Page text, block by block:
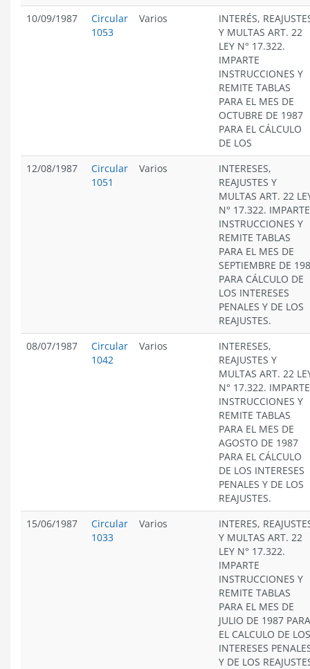
10/09/1987
Circular
1053
Varios
INTERÉS,
Y MULTAS ART. 22
LEY N° 17.322.
IMPARTE
INSTRUCCIONES Y
REMITE TABLAS
PARA EL MES DE
OCTUBRE DE 1987
PARA EL CÁLCULO
DE LOS
12/08/1987
Circular
1051
Varios
INTERESES,
REAJUSTES Y
MULTAS ART. 22
N° 17.322. IMPARTE
INSTRUCCIONES Y
REMITE TABLAS
PARA EL MES DE
SEPTIEMBRE DE
PARA CÁLCULO DE
LOS INTERESES
PENALES Y DE LOS
REAJUSTES.
08/07/1987
Circular
1042
Varios
INTERESES,
REAJUSTES Y
MULTAS ART. 22
N° 17.322. IMPARTE
INSTRUCCIONES Y
REMITE TABLAS
PARA EL MES DE
AGOSTO DE 1987
PARA EL CÁLCULO
DE LOS INTERESES
PENALES Y DE LOS
REAJUSTES.
15/06/1987
Circular
1033
Varios
INTERES,
Y MULTAS ART. 22
LEY N° 17.322.
IMPARTE
INSTRUCCIONES Y
REMITE TABLAS
PARA EL MES DE
JULIO DE 1987 PARA
EL CALCULO DE LOS
INTERESES
Y DE LOS